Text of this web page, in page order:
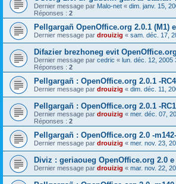
Dernier message par Malo-net « dim. janv. 15,
Réponses : 2
Pellgargañ OpenOffice.org 2.0.1 (M1)
Dernier message par drouizig « sam. déc. 17,
Difazier brezhoneg evit
Dernier message par cedric « lun. déc. 12, 2005
Réponses : 2
Pellgargañ : OpenOffice.org 2.0.1 -
Dernier message par drouizig « dim. déc. 11,
Pellgargañ : OpenOffice.org 2.0.1 -
Dernier message par drouizig « mer. déc. 07,
Réponses : 2
Pellgargañ : OpenOffice.org 2.0 -
Dernier message par drouizig « mer. nov. 23,
Diviz : geriaoueg OpenOffice.org 2.0
Dernier message par drouizig « mar. nov. 22,